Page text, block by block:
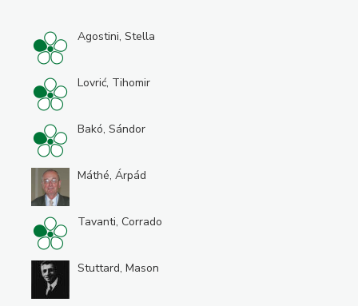
Agostini, Stella
Lovrić, Tihomir
Bakó, Sándor
Máthé, Árpád
Tavanti, Corrado
Stuttard, Mason